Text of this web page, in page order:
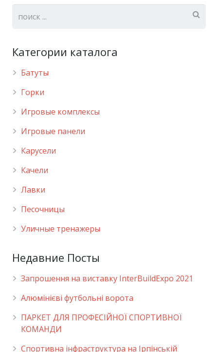
Категории каталога
Батуты
Горки
Игровые комплексы
Игровые панели
Карусели
Качели
Лавки
Песочницы
Уличные тренажеры
Недавние Посты
Запрошення на виставку InterBuildExpo 2021
Алюмінієві футбольні ворота
ПАРКЕТ ДЛЯ ПРОФЕСІЙНОЇ СПОРТИВНОЇ
КОМАНДИ
Спортивна інфраструктура на Ірпінській